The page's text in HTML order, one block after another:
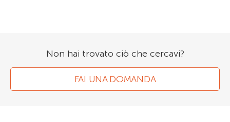
Non hai trovato ciò che cercavi?
FAI UNA DOMANDA